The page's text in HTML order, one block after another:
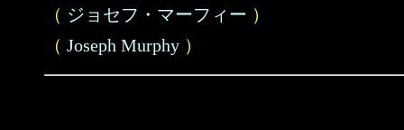
（ ジョセフ・マーフィー ）
（ Joseph Murphy ）